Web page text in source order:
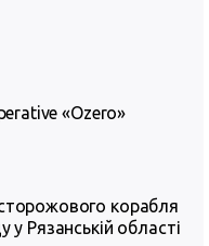
«Ozero»
корабля
Рязанській області